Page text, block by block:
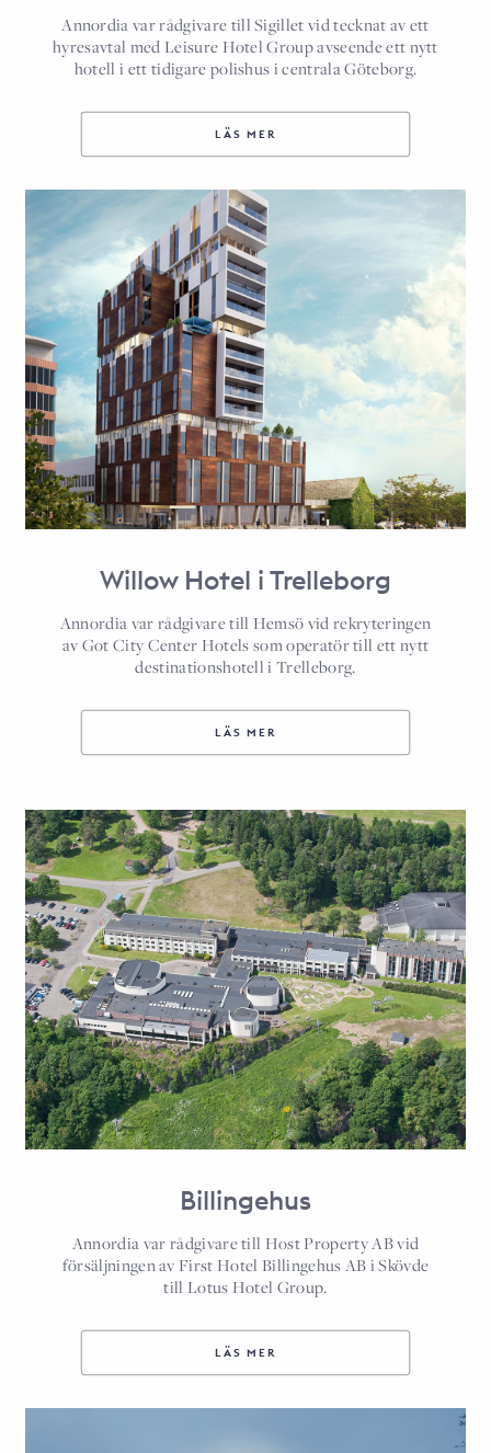
Annordia var rådgivare till Sigillet vid tecknat av ett
hyresavtal med Leisure Hotel Group avseende ett nytt
hotell i ett tidigare polishus i centrala Göteborg.
LÄS MER
Willow Hotel i Trelleborg
Annordia var rådgivare till Hemsö vid rekryteringen
av Got City Center Hotels som operatör till ett nytt
destinationshotell i Trelleborg.
LÄS MER
Billingehus
Annordia var rådgivare till Host Property AB vid
försäljningen av First Hotel Billingehus AB i Skövde
till Lotus Hotel Group.
LÄS MER